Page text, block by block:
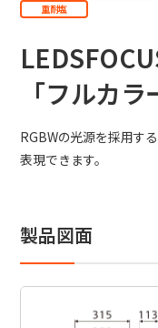
製品検索
全て
重耐塩
「フルカ
RGBWの光源を採用す
表現できます。
製品図面